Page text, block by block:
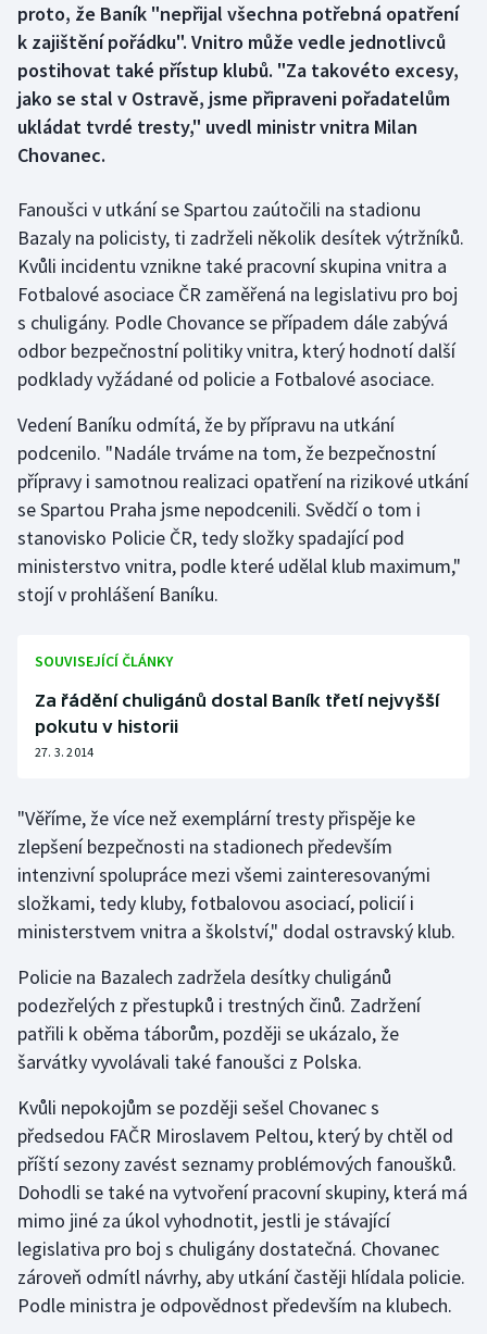
Florbal
Futsal
Golf
Házená
Jezdectví
Judo
Krasobruslení
Lezení
Lyže a snowboard
Motorsport
Olympijské hry
Parasport
Plavání
Plážový volejbal
Ragby
Rychlobruslení
Rychlostní kanoistika
Short track
Sportovní střelba
Stolní tenis
Veslování
Vodní slalom
proto, že Baník "nepřijal všechna potřebná opatření
k zajištění pořádku". Vnitro může vedle jednotlivců
postihovat také přístup klubů. "Za takovéto excesy,
jako se stal v Ostravě, jsme připraveni pořadatelům
ukládat tvrdé tresty," uvedl ministr vnitra Milan
Chovanec.
Fanoušci v utkání se Spartou zaútočili na stadionu
Bazaly na policisty, ti zadrželi několik desítek výtržníků.
Kvůli incidentu vznikne také pracovní skupina vnitra a
Fotbalové asociace ČR zaměřená na legislativu pro boj
s chuligány. Podle Chovance se případem dále zabývá
odbor bezpečnostní politiky vnitra, který hodnotí další
podklady vyžádané od policie a Fotbalové asociace.
Vedení Baníku odmítá, že by přípravu na utkání
podcenilo. "Nadále trváme na tom, že bezpečnostní
přípravy i samotnou realizaci opatření na rizikové utkání
se Spartou Praha jsme nepodcenili. Svědčí o tom i
stanovisko Policie ČR, tedy složky spadající pod
ministerstvo vnitra, podle které udělal klub maximum,"
stojí v prohlášení Baníku.
SOUVISEJÍCÍ ČLÁNKY
Za řádění chuligánů dostal Baník třetí nejvyšší
pokutu v historii
27. 3. 2014
"Věříme, že více než exemplární tresty přispěje ke
zlepšení bezpečnosti na stadionech především
intenzivní spolupráce mezi všemi zainteresovanými
složkami, tedy kluby, fotbalovou asociací, policií i
ministerstvem vnitra a školství," dodal ostravský klub.
Policie na Bazalech zadržela desítky chuligánů
podezřelých z přestupků i trestných činů. Zadržení
patřili k oběma táborům, později se ukázalo, že
šarvátky vyvolávali také fanoušci z Polska.
Kvůli nepokojům se později sešel Chovanec s
předsedou FAČR Miroslavem Peltou, který by chtěl od
příští sezony zavést seznamy problémových fanoušků.
Dohodli se také na vytvoření pracovní skupiny, která má
mimo jiné za úkol vyhodnotit, jestli je stávající
legislativa pro boj s chuligány dostatečná. Chovanec
zároveň odmítl návrhy, aby utkání častěji hlídala policie.
Podle ministra je odpovědnost především na klubech.